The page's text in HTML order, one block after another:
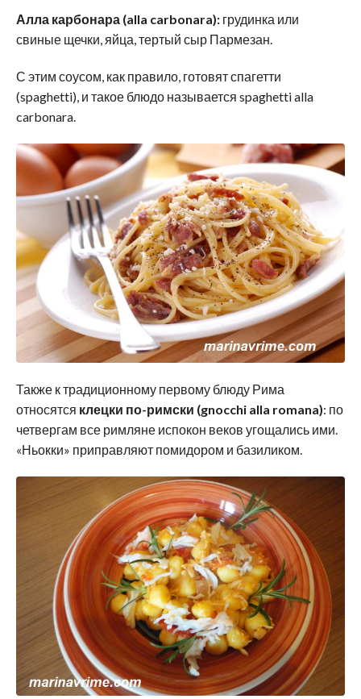
Алла карбонара (alla carbonara): грудинка или
свиные щечки, яйца, тертый сыр Пармезан.
С этим соусом, как правило, готовят спагетти
(spaghetti), и такое блюдо называется spaghetti alla
carbonara.
Также к традиционному первому блюду Рима
относятся клецки по-римски (gnocchi alla romana): по
четвергам все римляне испокон веков угощались ими.
«Ньокки» приправляют помидором и базиликом.